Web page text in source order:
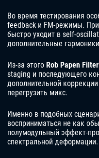
Во время тестирования
feedback и FM-режимы.
быстро уходит в self-
дополнительные
Из-за этого Rob Papen
staging и последующего
дополнительной
перегрузить микс.
Именно в подобных
восприниматься не как
полумодульный эффект-
спектральной деформации.